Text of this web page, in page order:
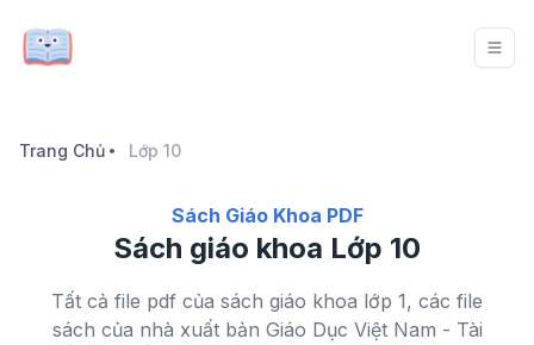
Trang Chủ Lớp 10
Sách Giáo Khoa PDF
Sách giáo khoa Lớp 10
Tất cả file pdf của sách giáo khoa lớp 1, các file
sách của nhà xuất bản Giáo Dục Việt Nam - Tài